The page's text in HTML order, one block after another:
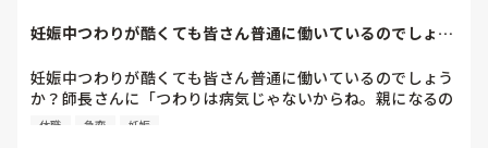
妊娠中つわりが酷くても皆さん普通に働いているのでしょう
妊娠中つわりが酷くても皆さん普通に働いているのでしょう
か？師長さんに「つわりは病気じゃないからね。親になるの
はそう簡単じゃないのよ。みんな辛いのを乗り越えてるんだ
休職 急変 妊娠